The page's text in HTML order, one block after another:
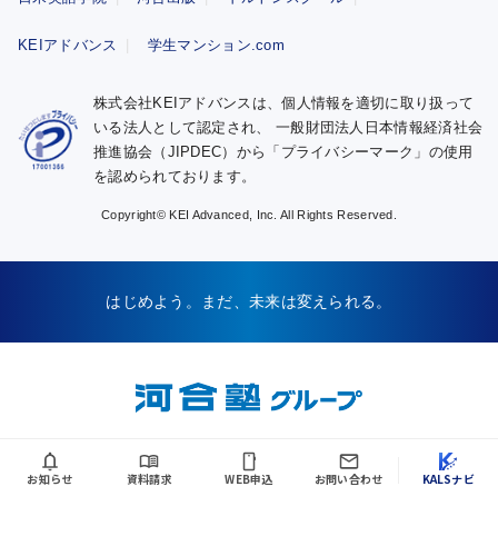
お知らせ 資料請求 WEB申込 お問い合わせ KALSナビ
KEIアドバンス 学生マンション.com
株式会社KEIアドバンスは、個人情報を適切に取り扱って
いる法人として認定され、 一般財団法人日本情報経済社会
推進協会（JIPDEC）から「プライバシーマーク」の使用
を認められております。
Copyright© KEI Advanced, Inc. All Rights Reserved.
はじめよう。まだ、未来は変えられる。